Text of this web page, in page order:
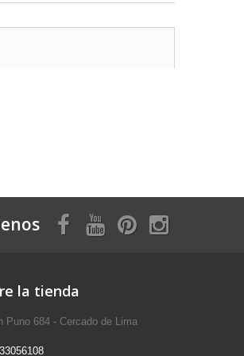
la tienda
Puno 684 - Cercado de Lima